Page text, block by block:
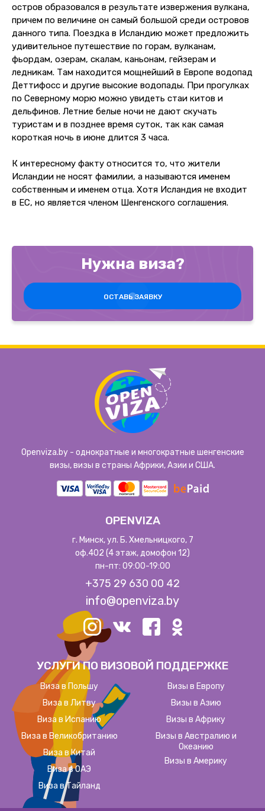
остров образовался в результате извержения вулкана,
причем по величине он самый большой среди островов
данного типа. Поездка в Исландию может предложить
удивительное путешествие по горам, вулканам,
фьордам, озерам, скалам, каньонам, гейзерам и
ледникам. Там находится мощнейший в Европе водопад
Деттифосс и другие высокие водопады. При прогулках
по Северному морю можно увидеть стаи китов и
дельфинов. Летние белые ночи не дают скучать
туристам и в позднее время суток, так как самая
короткая ночь в июне длится 3 часа.
К интересному факту относится то, что жители
Исландии не носят фамилии, а называются именем
собственным и именем отца. Хотя Исландия не входит
в ЕС, но является членом Шенгенского соглашения.
Нужна виза?
ОСТАВЬ ЗАЯВКУ
Openviza.by - однократные и многократные шенгенские
визы, визы в страны Африки, Азии и США.
OPENVIZA
г. Минск, ул. Б. Хмельницкого, 7
оф.402 (4 этаж, домофон 12)
пн-пт: 09:00-19:00
+375 29 630 00 42
info@openviza.by
УСЛУГИ ПО ВИЗОВОЙ ПОДДЕРЖКЕ
Виза в Польшу
Виза в Литву
Виза в Испанию
Виза в Великобританию
Виза в Китай
Виза в ОАЭ
Виза в Тайланд
Визы в Европу
Визы в Азию
Визы в Африку
Визы в Австралию и
Океанию
Визы в Америку